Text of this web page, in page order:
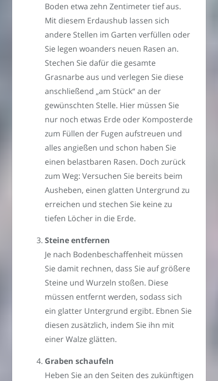
Boden etwa zehn Zentimeter tief aus.
Mit diesem Erdaushub lassen sich
andere Stellen im Garten verfüllen oder
Sie legen woanders neuen Rasen an.
Stechen Sie dafür die gesamte
Grasnarbe aus und verlegen Sie diese
anschließend „am Stück“ an der
gewünschten Stelle. Hier müssen Sie
nur noch etwas Erde oder Komposterde
zum Füllen der Fugen aufstreuen und
alles angießen und schon haben Sie
einen belastbaren Rasen. Doch zurück
zum Weg: Versuchen Sie bereits beim
Ausheben, einen glatten Untergrund zu
erreichen und stechen Sie keine zu
tiefen Löcher in die Erde.
Steine entfernen
Je nach Bodenbeschaffenheit müssen
Sie damit rechnen, dass Sie auf größere
Steine und Wurzeln stoßen. Diese
müssen entfernt werden, sodass sich
ein glatter Untergrund ergibt. Ebnen Sie
diesen zusätzlich, indem Sie ihn mit
einer Walze glätten.
Graben schaufeln
Heben Sie an den Seiten des zukünftigen